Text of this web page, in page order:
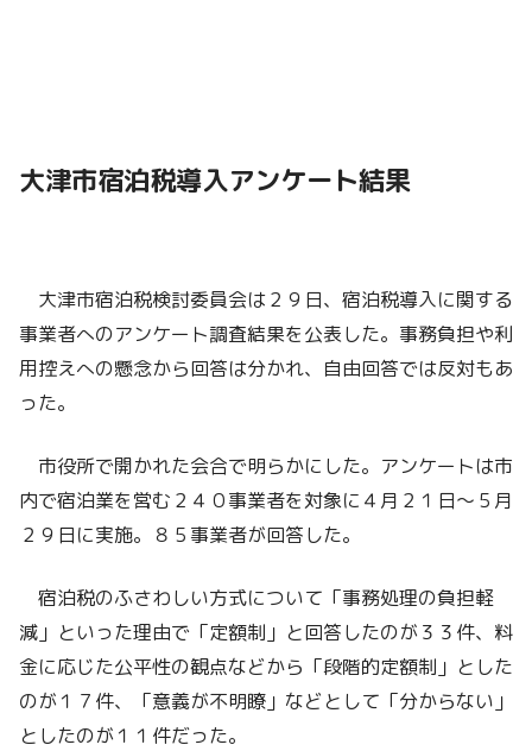
大津市宿泊税導入アンケート結果
大津市宿泊税検討委員会は２９日、宿泊税導入に関する
事業者へのアンケート調査結果を公表した。事務負担や利
用控えへの懸念から回答は分かれ、自由回答では反対もあ
った。
市役所で開かれた会合で明らかにした。アンケートは市
内で宿泊業を営む２４０事業者を対象に４月２１日～５月
２９日に実施。８５事業者が回答した。
宿泊税のふさわしい方式について「事務処理の負担軽
減」といった理由で「定額制」と回答したのが３３件、料
金に応じた公平性の観点などから「段階的定額制」とした
のが１７件、「意義が不明瞭」などとして「分からない」
としたのが１１件だった。